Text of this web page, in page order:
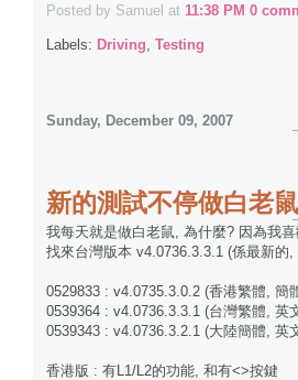
Posted by Samuel at 11:38 PM 0
Labels: Driving Testing
Sunday, December 09, 2007
新的測試不停做白老鼠
我每天就是做白老鼠, 為什麼? 因為我
找來台灣版本 v4.0736.3.3.1 (係最新的
0529833 : v4.0735.3.0.2 (香港繁體, 簡
0539364 : v4.0736.3.3.1 (台灣繁體, 英
0539343 : v4.0736.3.2.1 (大陸簡體, 英
香港版 : 有L1/L2的功能, 和有<>按鍵